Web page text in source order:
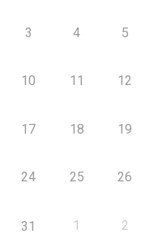
3 4 5
10 11 12
17 18 19
24 25 26
31 1 2